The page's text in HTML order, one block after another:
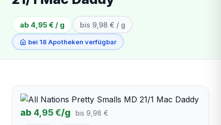
ab 4,95 € / g bis 9,98 € / g
bei 18 Apotheken verfügbar
ab 4,95 €/g bis 9,98 €